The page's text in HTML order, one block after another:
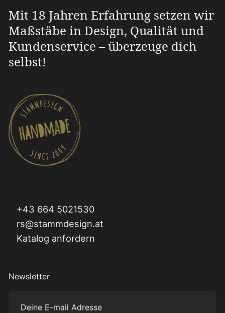
Mit 18 Jahren Erfahrung setzen wir
Maßstäbe in Design, Qualität und
Kundenservice – überzeuge dich
selbst!
+43 664 5021530
rs@stammdesign.at
Katalog anfordern
Newsletter
Deine E-mail Adresse